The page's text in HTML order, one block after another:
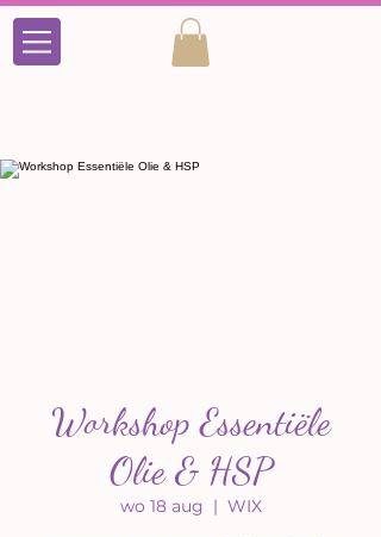
Workshop Essentiële
Olie & HSP
wo 18 aug
  |
WIX